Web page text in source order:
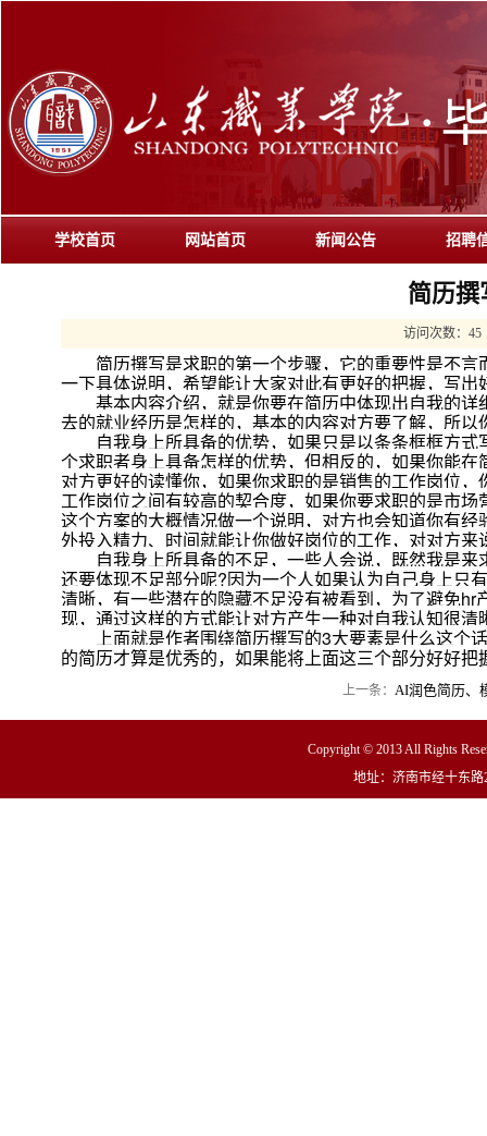
学校首页 网站首页 新闻公告 招聘
简历撰
访问次数： 45
简历撰写是求职的第一个步骤，它的重要性是不言
一下具体说明，希望能让大家对此有更好的把握，写
基本内容介绍，就是你要在简历中体现出自我的详
去的就业经历是怎样的，基本的内容对方要了解，所
自我身上所具备的优势，如果只是以条条框框方式
个求职者身上具备怎样的优势，但相反的，如果你能
对方更好的读懂你，如果你求职的是销售的工作岗位
工作岗位之间有较高的契合度，如果你要求职的是市
这个方案的大概情况做一个说明，对方也会知道你有
外投入精力、时间就能让你做好岗位的工作，对对方来
自我身上所具备的不足，一些人会说，既然我是来
还要体现不足部分呢?因为一个人如果认为自己身上只
清晰，有一些潜在的隐藏不足没有被看到，为了避免
现，通过这样的方式能让对方产生一种对自我认知很清
上面就是作者围绕简历撰写的3大要素是什么这个
的简历才算是优秀的，如果能将上面这三个部分好好
上一条： AI润色简历、
Copyright © 2013 All Rights
地址：济南市经十东路